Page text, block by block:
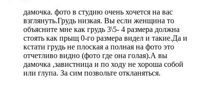
дамочка. фото в студию очень хочется на вас
взглянуть.Грудь низкая. Вы если женщина то
объясните мне как грудь 3\5- 4 размера должна
стоять как прыщ 0-го размера видел и такие.Да и
кстати грудь не плоская а полная на фото это
отчетливо видно (фото где она голая).А вы
дамочка ,завистница и по ходу не хороша собой
или глупа. За сим позвольте откланяться.